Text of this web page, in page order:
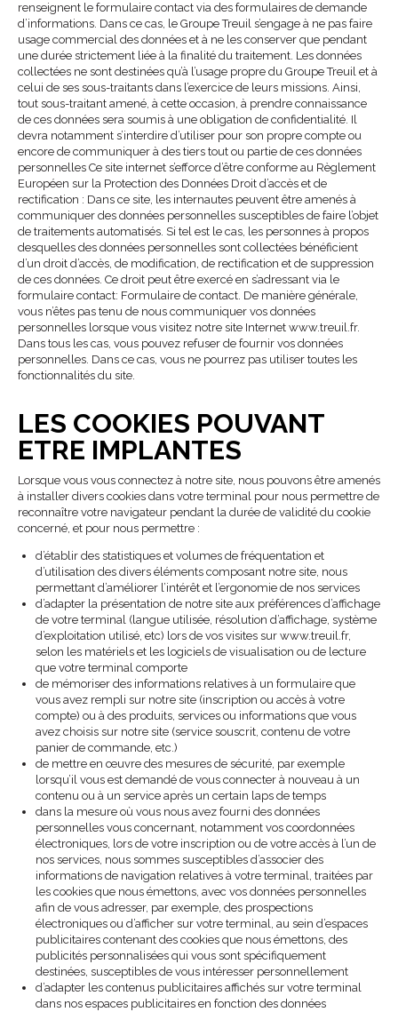
renseignent le formulaire contact via des formulaires de demande
d’informations. Dans ce cas, le Groupe Treuil s’engage à ne pas faire
usage commercial des données et à ne les conserver que pendant
une durée strictement liée à la finalité du traitement. Les données
collectées ne sont destinées qu’à l’usage propre du Groupe Treuil et à
celui de ses sous-traitants dans l’exercice de leurs missions. Ainsi,
tout sous-traitant amené, à cette occasion, à prendre connaissance
de ces données sera soumis à une obligation de confidentialité. Il
devra notamment s’interdire d’utiliser pour son propre compte ou
encore de communiquer à des tiers tout ou partie de ces données
personnelles Ce site internet s’efforce d’être conforme au Règlement
Européen sur la Protection des Données Droit d’accès et de
rectification : Dans ce site, les internautes peuvent être amenés à
communiquer des données personnelles susceptibles de faire l’objet
de traitements automatisés. Si tel est le cas, les personnes à propos
desquelles des données personnelles sont collectées bénéficient
d’un droit d’accès, de modification, de rectification et de suppression
de ces données. Ce droit peut être exercé en s’adressant via le
formulaire contact: Formulaire de contact. De manière générale,
vous n’êtes pas tenu de nous communiquer vos données
personnelles lorsque vous visitez notre site Internet www.treuil.fr.
Dans tous les cas, vous pouvez refuser de fournir vos données
personnelles. Dans ce cas, vous ne pourrez pas utiliser toutes les
fonctionnalités du site.
LES COOKIES POUVANT
ETRE IMPLANTES
Lorsque vous vous connectez à notre site, nous pouvons être amenés
à installer divers cookies dans votre terminal pour nous permettre de
reconnaître votre navigateur pendant la durée de validité du cookie
concerné, et pour nous permettre :
d’établir des statistiques et volumes de fréquentation et
d’utilisation des divers éléments composant notre site, nous
permettant d’améliorer l’intérêt et l’ergonomie de nos services
d’adapter la présentation de notre site aux préférences d’affichage
de votre terminal (langue utilisée, résolution d’affichage, système
d’exploitation utilisé, etc) lors de vos visites sur www.treuil.fr,
selon les matériels et les logiciels de visualisation ou de lecture
que votre terminal comporte
de mémoriser des informations relatives à un formulaire que
vous avez rempli sur notre site (inscription ou accès à votre
compte) ou à des produits, services ou informations que vous
avez choisis sur notre site (service souscrit, contenu de votre
panier de commande, etc.)
de mettre en œuvre des mesures de sécurité, par exemple
lorsqu’il vous est demandé de vous connecter à nouveau à un
contenu ou à un service après un certain laps de temps
dans la mesure où vous nous avez fourni des données
personnelles vous concernant, notamment vos coordonnées
électroniques, lors de votre inscription ou de votre accès à l’un de
nos services, nous sommes susceptibles d’associer des
informations de navigation relatives à votre terminal, traitées par
les cookies que nous émettons, avec vos données personnelles
afin de vous adresser, par exemple, des prospections
électroniques ou d’afficher sur votre terminal, au sein d’espaces
publicitaires contenant des cookies que nous émettons, des
publicités personnalisées qui vous sont spécifiquement
destinées, susceptibles de vous intéresser personnellement
d’adapter les contenus publicitaires affichés sur votre terminal
dans nos espaces publicitaires en fonction des données